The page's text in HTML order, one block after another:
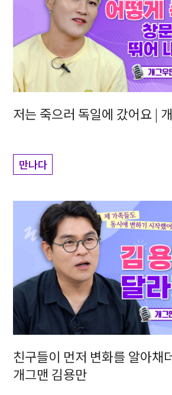
저는 죽으러 독일에 갔어요 |
만나다
친구들이 먼저 변화를 알아채
개그맨 김용만